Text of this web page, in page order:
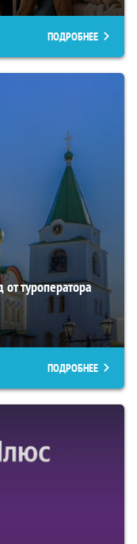
ПОДРОБНЕЕ
туроператора
ПОДРОБНЕЕ